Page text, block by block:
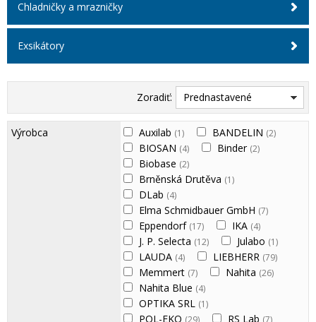
Chladničky a mrazničky
Exsikátory
Zoradiť: Prednastavené
Výrobca Auxilab (1) BANDELIN (2)
BIOSAN (4) Binder (2)
Biobase (2)
Brněnská Drutěva (1)
DLab (4)
Elma Schmidbauer GmbH (7)
Eppendorf (17) IKA (4)
J. P. Selecta (12) Julabo (1)
LAUDA (4) LIEBHERR (79)
Memmert (7) Nahita (26)
Nahita Blue (4)
OPTIKA SRL (1)
POL-EKO (29) RS Lab (7)